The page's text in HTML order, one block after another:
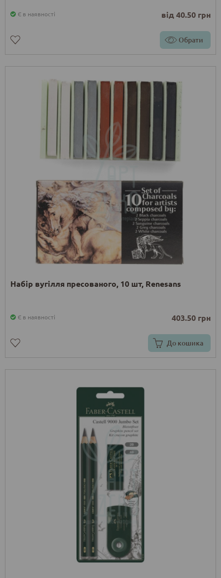
Є в наявності від 40.50 грн
Обрати
Набір вугілля пресованого, 10 шт, Renesans
Є в наявності 403.50 грн
До кошика